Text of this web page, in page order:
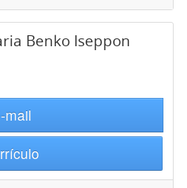
Benko Iseppon
mail